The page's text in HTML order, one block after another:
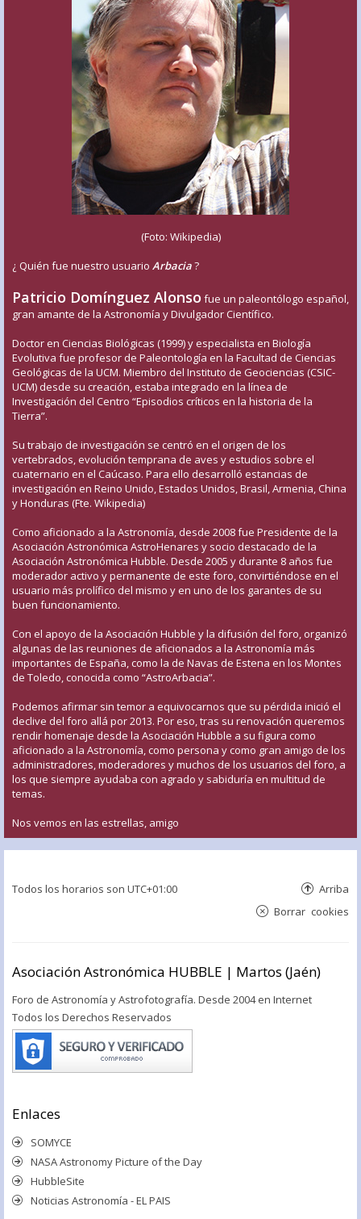
(Foto: Wikipedia)
¿ Quién fue nuestro usuario Arbacia?
Patricio Domínguez Alonso fue un paleontólogo español,
gran amante de la Astronomía y Divulgador Científico.
Doctor en Ciencias Biológicas (1999) y especialista en Biología
Evolutiva fue profesor de Paleontología en la Facultad de Ciencias
Geológicas de la UCM. Miembro del Instituto de Geociencias (CSIC-
UCM) desde su creación, estaba integrado en la línea de
Investigación del Centro “Episodios críticos en la historia de la
Tierra”.
Su trabajo de investigación se centró en el origen de los
vertebrados, evolución temprana de aves y estudios sobre el
cuaternario en el Caúcaso. Para ello desarrolló estancias de
investigación en Reino Unido, Estados Unidos, Brasil, Armenia, China
y Honduras (Fte. Wikipedia)
Como aficionado a la Astronomía, desde 2008 fue Presidente de la
Asociación Astronómica AstroHenares y socio destacado de la
Asociación Astronómica Hubble. Desde 2005 y durante 8 años fue
moderador activo y permanente de este foro, convirtiéndose en el
usuario más prolífico del mismo y en uno de los garantes de su
buen funcionamiento.
Con el apoyo de la Asociación Hubble y la difusión del foro, organizó
algunas de las reuniones de aficionados a la Astronomía más
importantes de España, como la de Navas de Estena en los Montes
de Toledo, conocida como “AstroArbacia”.
Podemos afirmar sin temor a equivocarnos que su pérdida inició el
declive del foro allá por 2013. Por eso, tras su renovación queremos
rendir homenaje desde la Asociación Hubble a su figura como
aficionado a la Astronomía, como persona y como gran amigo de los
administradores, moderadores y muchos de los usuarios del foro, a
los que siempre ayudaba con agrado y sabiduría en multitud de
temas.
Nos vemos en las estrellas, amigo
Todos los horarios son UTC+01:00 Arriba
Borrar cookies
Asociación Astronómica HUBBLE | Martos (Jaén)
Foro de Astronomía y Astrofotografía. Desde 2004 en Internet
Todos los Derechos Reservados
Enlaces
SOMYCE
NASA Astronomy Picture of the Day
HubbleSite
Noticias Astronomía - EL PAIS